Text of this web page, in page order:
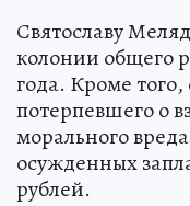
Святославу
колонии общего
года. Кроме того,
потерпевшего о
морального
осужденных
рублей.